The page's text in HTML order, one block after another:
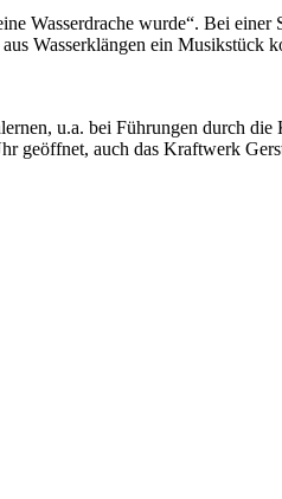
Wasserdrache wurde“. Bei
Wasserklängen ein
u.a. bei Führungen durch
geöffnet, auch das Kraftwerk